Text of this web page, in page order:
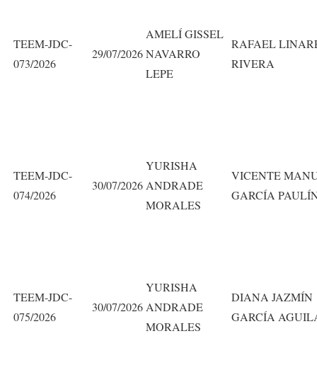
TEEM-JDC-
073/2026
29/07/2026
AMELÍ GISSEL
NAVARRO
LEPE
RAFAEL
RIVERA
TEEM-JDC-
074/2026
30/07/2026
YURISHA
ANDRADE
MORALES
VICENTE
GARCÍA
TEEM-JDC-
075/2026
30/07/2026
YURISHA
ANDRADE
MORALES
DIANA JAZMÍN
GARCÍA